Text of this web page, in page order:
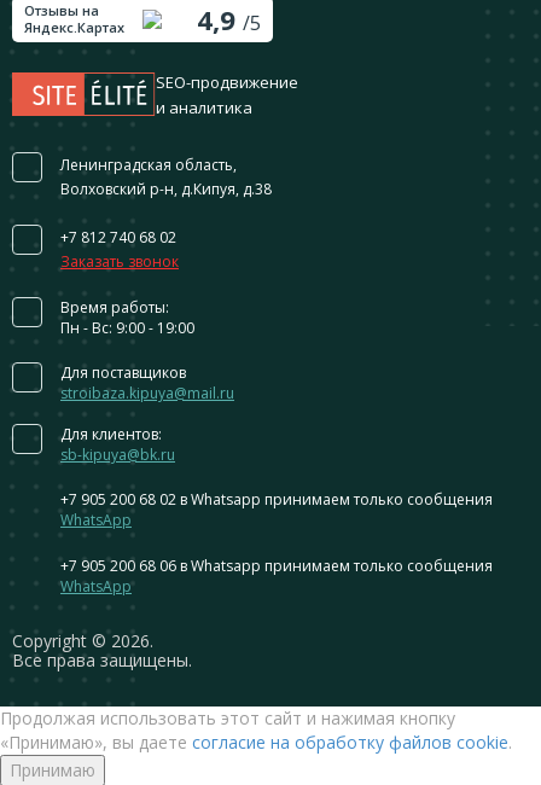
Сopyright © 2026.
Все права защищены.
Отзывы на
Яндекс.Картах
4,9 /5
SEO-продвижение
и аналитика
Ленинградская область,
Волховский р-н, д.Кипуя, д.38
+7 812 740 68 02
Заказать звонок
Время работы:
Пн - Вс: 9:00 - 19:00
Для поставщиков
stroibaza.kipuya@mail.ru
Для клиентов:
sb-kipuya@bk.ru
+7 905 200 68 02 в Whatsapp принимаем только сообщения
WhatsApp
+7 905 200 68 06 в Whatsapp принимаем только сообщения
WhatsApp
Продолжая использовать этот сайт и нажимая кнопку
«Принимаю», вы даете согласие на обработку файлов cookie.
Принимаю